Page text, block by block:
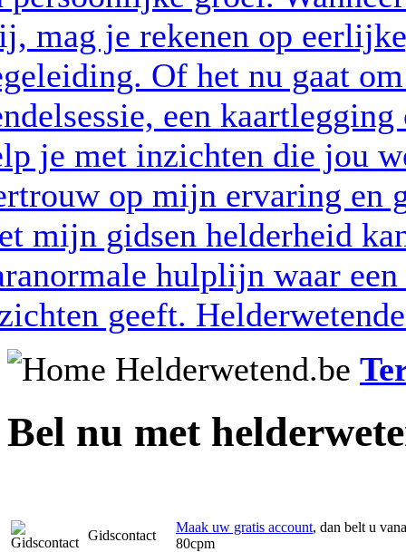
Bel nu met
Gidscontact
Maak uw gratis account, dan belt u
80cpm